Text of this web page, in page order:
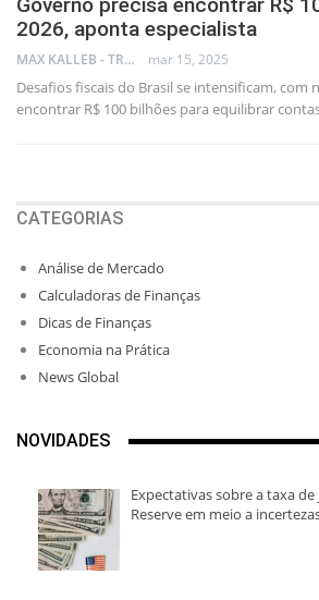
Governo precisa encontrar R$
2026, aponta especialista
MAX KALLEB - TRADER mar 15, 2025
Desafios fiscais do Brasil se intensificam, com
encontrar R$ 100 bilhões para equilibrar
CATEGORIAS
Análise de Mercado
Calculadoras de Finanças
Dicas de Finanças
Economia na Prática
News Global
NOVIDADES
Expectativas sobre a taxa
Reserve em meio a